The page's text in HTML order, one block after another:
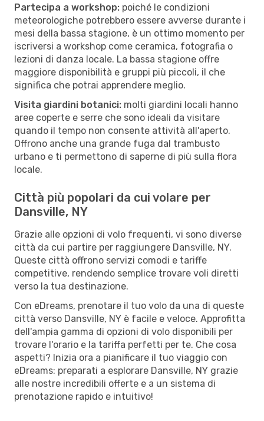
Partecipa a workshop: poiché le condizioni
meteorologiche potrebbero essere avverse durante i
mesi della bassa stagione, è un ottimo momento per
iscriversi a workshop come ceramica, fotografia o
lezioni di danza locale. La bassa stagione offre
maggiore disponibilità e gruppi più piccoli, il che
significa che potrai apprendere meglio.
Visita giardini botanici: molti giardini locali hanno
aree coperte e serre che sono ideali da visitare
quando il tempo non consente attività all'aperto.
Offrono anche una grande fuga dal trambusto
urbano e ti permettono di saperne di più sulla flora
locale.
Città più popolari da cui volare per
Dansville, NY
Grazie alle opzioni di volo frequenti, vi sono diverse
città da cui partire per raggiungere Dansville, NY.
Queste città offrono servizi comodi e tariffe
competitive, rendendo semplice trovare voli diretti
verso la tua destinazione.
Con eDreams, prenotare il tuo volo da una di queste
città verso Dansville, NY è facile e veloce. Approfitta
dell'ampia gamma di opzioni di volo disponibili per
trovare l'orario e la tariffa perfetti per te. Che cosa
aspetti? Inizia ora a pianificare il tuo viaggio con
eDreams: preparati a esplorare Dansville, NY grazie
alle nostre incredibili offerte e a un sistema di
prenotazione rapido e intuitivo!